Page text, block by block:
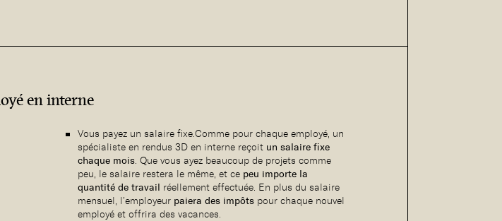
en interne
Vous payez un salaire fixe.Comme pour chaque employé, un
spécialiste en rendus 3D en interne reçoit un salaire fixe
chaque mois. Que vous ayez beaucoup de projets comme
peu, le salaire restera le même, et ce peu importe la
quantité de travail réellement effectuée. En plus du salaire
mensuel, l’employeur paiera des impôts pour chaque nouvel
employé et offrira des vacances.